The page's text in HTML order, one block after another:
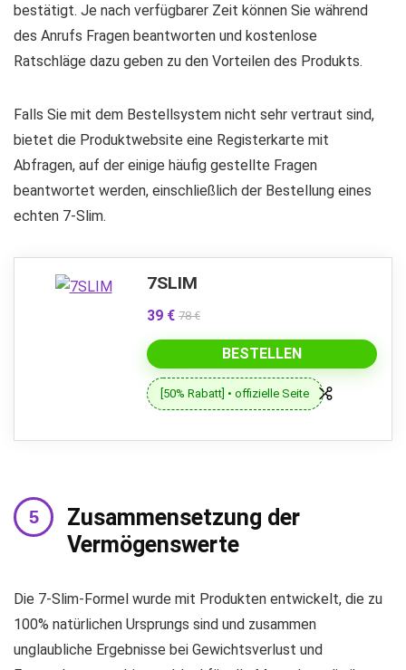
bestätigt. Je nach verfügbarer Zeit können Sie während
des Anrufs Fragen beantworten und kostenlose
Ratschläge dazu geben zu den Vorteilen des Produkts.
Falls Sie mit dem Bestellsystem nicht sehr vertraut sind,
bietet die Produktwebsite eine Registerkarte mit
Abfragen, auf der einige häufig gestellte Fragen
beantwortet werden, einschließlich der Bestellung eines
echten 7-Slim.
7SLIM
39 € 78 €
BESTELLEN
[50% Rabatt] • offizielle Seite
Zusammensetzung der
Vermögenswerte
Die 7-Slim-Formel wurde mit Produkten entwickelt, die zu
100% natürlichen Ursprungs sind und zusammen
unglaubliche Ergebnisse bei Gewichtsverlust und